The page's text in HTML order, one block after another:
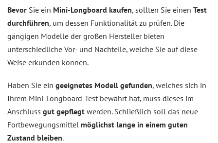
Bevor Sie ein Mini-Longboard kaufen, sollten Sie einen Test
durchführen, um dessen Funktionalität zu prüfen. Die
gängigen Modelle der großen Hersteller bieten
unterschiedliche Vor- und Nachteile, welche Sie auf diese
Weise erkunden können.
Haben Sie ein geeignetes Modell gefunden, welches sich in
Ihrem Mini-Longboard-Test bewährt hat, muss dieses im
Anschluss gut gepflegt werden. Schließlich soll das neue
Fortbewegungsmittel möglichst lange in einem guten
Zustand bleiben.